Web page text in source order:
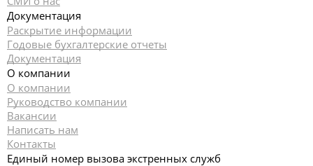
Документация
Раскрытие информации
Годовые бухгалтерские отчеты
Документация
О компании
О компании
Руководство компании
Вакансии
Написать нам
Контакты
Единый номер вызова экстренных служб